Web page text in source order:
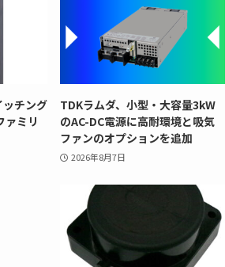
ッチング
ァミリ
TDKラムダ、小型・大容量3kW
のAC-DC電源に高耐環境と吸気
ファンのオプションを追加
2026年8月7日